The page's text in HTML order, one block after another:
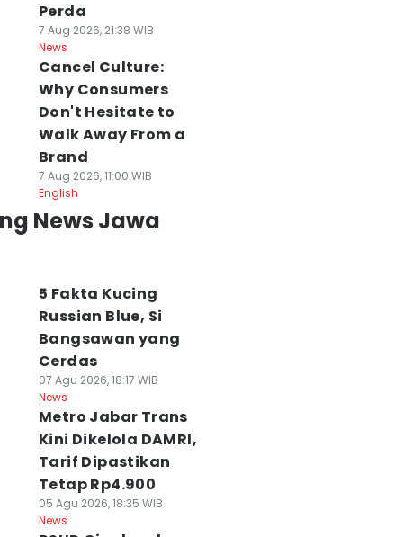
Perda
7 Aug 2026, 21:38 WIB
News
Cancel Culture:
Why Consumers
Don't Hesitate to
Walk Away From a
Brand
7 Aug 2026, 11:00 WIB
English
News Jawa
5 Fakta Kucing
Russian Blue, Si
Bangsawan yang
Cerdas
07 Agu 2026, 18:17 WIB
News
Metro Jabar Trans
Kini Dikelola DAMRI,
Tarif Dipastikan
Tetap Rp4.900
05 Agu 2026, 18:35 WIB
News